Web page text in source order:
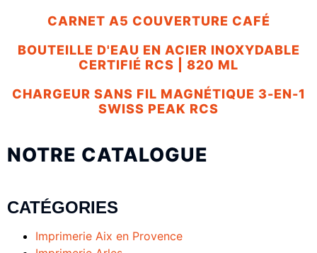
CARNET A5 COUVERTURE CAFÉ
BOUTEILLE D'EAU EN ACIER INOXYDABLE
CERTIFIÉ RCS | 820 ML
CHARGEUR SANS FIL MAGNÉTIQUE 3-EN-1
SWISS PEAK RCS
NOTRE CATALOGUE
CATÉGORIES
Imprimerie Aix en Provence